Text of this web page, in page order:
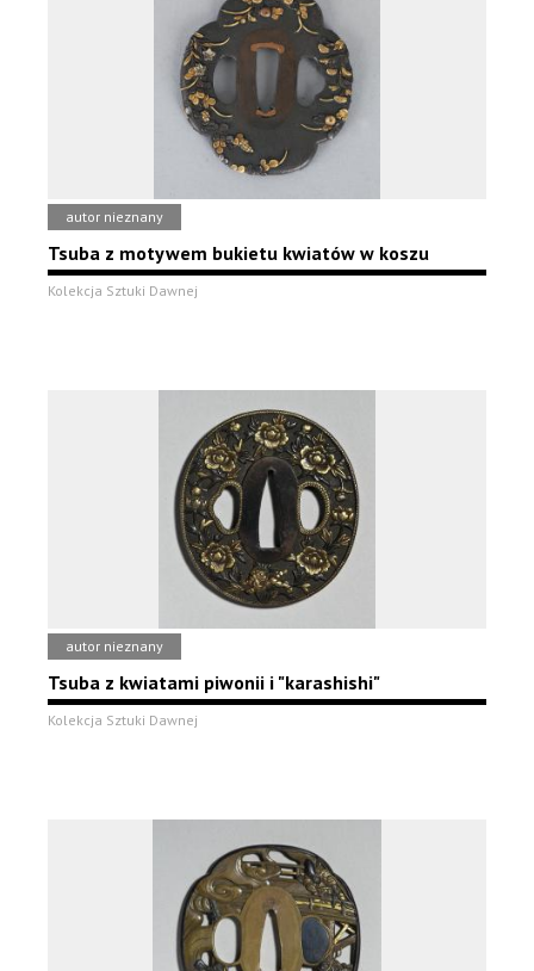
autor nieznany
Tsuba z motywem bukietu kwiatów w koszu
Kolekcja Sztuki Dawnej
autor nieznany
Tsuba z kwiatami piwonii i "karashishi"
Kolekcja Sztuki Dawnej